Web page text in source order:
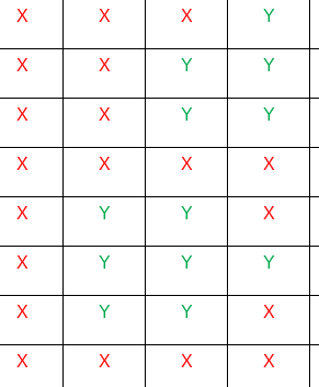
X X X Y
X X Y Y
X X Y Y
X X X X
X Y Y X
X Y Y Y
X Y Y X
X X X X